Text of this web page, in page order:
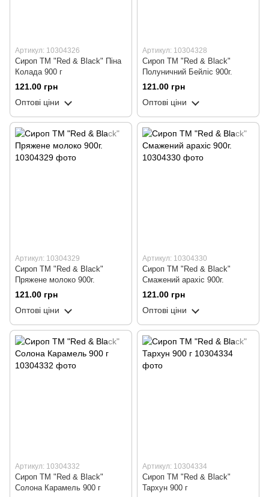
Артикул: 10304326
Сироп ТМ "Red & Black" Піна
Колада 900 г
121.00 грн
Оптові ціни
Артикул: 10304328
Сироп ТМ "Red & Black"
Полуничний Бейліс 900г.
121.00 грн
Оптові ціни
Артикул: 10304329
Сироп ТМ "Red & Black"
Пряжене молоко 900г.
121.00 грн
Оптові ціни
Артикул: 10304330
Сироп ТМ "Red & Black"
Смажений арахіс 900г.
121.00 грн
Оптові ціни
Артикул: 10304332
Сироп ТМ "Red & Black"
Солона Карамель 900 г
Артикул: 10304334
Сироп ТМ "Red & Black"
Тархун 900 г